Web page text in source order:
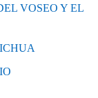
VOSEO Y EL